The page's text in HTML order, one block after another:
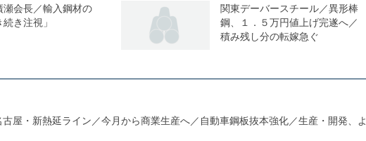
瀬会長／輸入鋼材の
き注視」
関東デーバースチール／異形棒
鋼、１．５万円値上げ完遂へ／
積み残し分の転嫁急ぐ
屋・新熱延ライン／今月から商業生産へ／自動車鋼板抜本強化／生産・開発、よ